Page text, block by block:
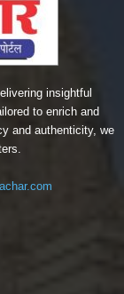
insightful
to enrich and
and authenticity, we